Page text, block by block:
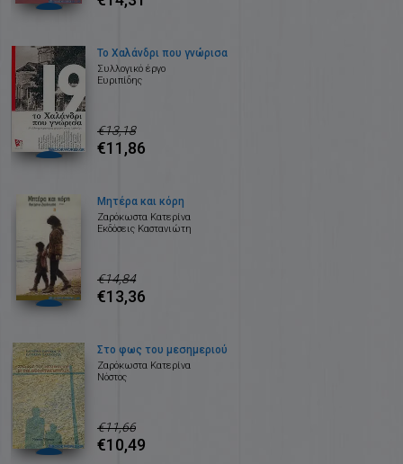
Το Χαλάνδρι που γνώρισα
Συλλογικό έργο
Ευριπίδης
€13,18
€11,86
Μητέρα και κόρη
Ζαρόκωστα Κατερίνα
Εκδόσεις Καστανιώτη
€14,84
€13,36
Στο φως του μεσημεριού
Ζαρόκωστα Κατερίνα
Νόστος
€11,66
€10,49